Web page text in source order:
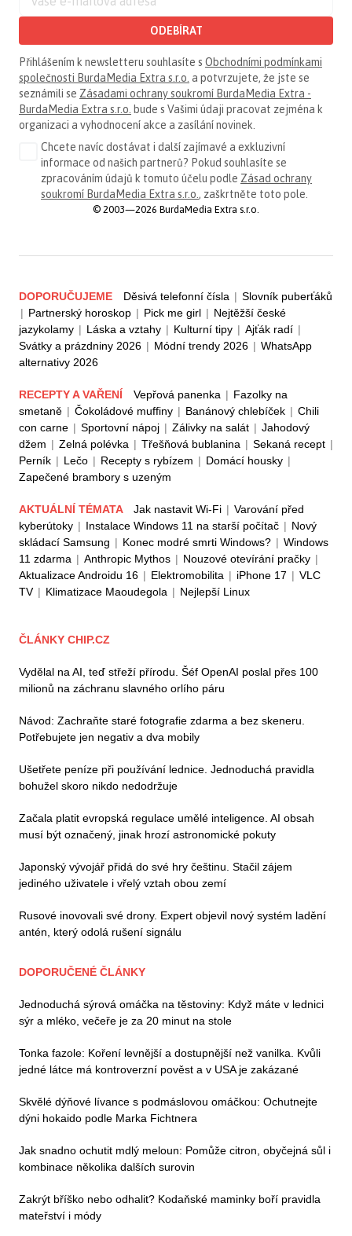
ODEBÍRAT
Přihlášením k newsletteru souhlasíte s Obchodními podmínkami
společnosti BurdaMedia Extra s.r.o. a potvrzujete, že jste se
seznámili se Zásadami ochrany soukromí BurdaMedia Extra -
BurdaMedia Extra s.r.o. bude s Vašimi údaji pracovat zejména k
organizaci a vyhodnocení akce a zasílání novinek.
Chcete navíc dostávat i další zajímavé a exkluzivní
informace od našich partnerů? Pokud souhlasíte se
zpracováním údajů k tomuto účelu podle Zásad ochrany
soukromí BurdaMedia Extra s.r.o., zaškrtněte toto pole.
© 2003—2026 BurdaMedia Extra s.r.o.
DOPORUČUJEME Děsivá telefonní čísla | Slovník puberťáků
| Partnerský horoskop | Pick me girl | Nejtěžší české
jazykolamy | Láska a vztahy | Kulturní tipy | Ajťák radí |
Svátky a prázdniny 2026 | Módní trendy 2026 | WhatsApp
alternativy 2026
RECEPTY A VAŘENÍ Vepřová panenka | Fazolky na
smetaně | Čokoládové muffiny | Banánový chlebíček | Chili
con carne | Sportovní nápoj | Zálivky na salát | Jahodový
džem | Zelná polévka | Třešňová bublanina | Sekaná recept |
Perník | Lečo | Recepty s rybízem | Domácí housky |
Zapečené brambory s uzeným
AKTUÁLNÍ TÉMATA Jak nastavit Wi-Fi | Varování před
kyberútoky | Instalace Windows 11 na starší počítač | Nový
skládací Samsung | Konec modré smrti Windows? | Windows
11 zdarma | Anthropic Mythos | Nouzové otevírání pračky |
Aktualizace Androidu 16 | Elektromobilita | iPhone 17 | VLC
TV | Klimatizace Maoudegola | Nejlepší Linux
ČLÁNKY CHIP.CZ
Vydělal na AI, teď střeží přírodu. Šéf OpenAI poslal přes 100
milionů na záchranu slavného orlího páru
Návod: Zachraňte staré fotografie zdarma a bez skeneru.
Potřebujete jen negativ a dva mobily
Ušetřete peníze při používání lednice. Jednoduchá pravidla
bohužel skoro nikdo nedodržuje
Začala platit evropská regulace umělé inteligence. AI obsah
musí být označený, jinak hrozí astronomické pokuty
Japonský vývojář přidá do své hry češtinu. Stačil zájem
jediného uživatele i vřelý vztah obou zemí
Rusové inovovali své drony. Expert objevil nový systém ladění
antén, který odolá rušení signálu
DOPORUČENÉ ČLÁNKY
Jednoduchá sýrová omáčka na těstoviny: Když máte v lednici
sýr a mléko, večeře je za 20 minut na stole
Tonka fazole: Koření levnější a dostupnější než vanilka. Kvůli
jedné látce má kontroverzní pověst a v USA je zakázané
Skvělé dýňové lívance s podmáslovou omáčkou: Ochutnejte
dýni hokaido podle Marka Fichtnera
Jak snadno ochutit mdlý meloun: Pomůže citron, obyčejná sůl i
kombinace několika dalších surovin
Zakrýt bříško nebo odhalit? Kodaňské maminky boří pravidla
mateřství i módy